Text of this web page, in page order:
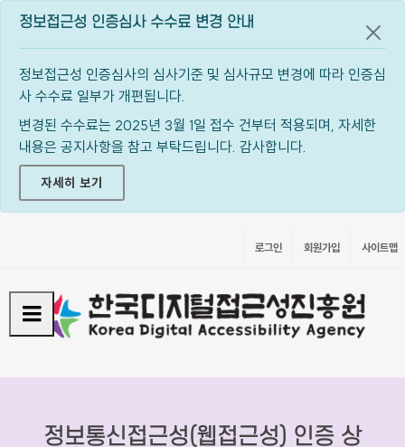
정보접근성 인증심사 수수료 변경 안내
정보접근성 인증심사의 심사기준 및 심사규모 변경에 따라 인증심
사 수수료 일부가 개편됩니다.
변경된 수수료는 2025년 3월 1일 접수 건부터 적용되며, 자세한
내용은 공지사항을 참고 부탁드립니다. 감사합니다.
자세히 보기
공지
로그인 회원가입 사이트맵
정보통신접근성(웹접근성) 인증 상